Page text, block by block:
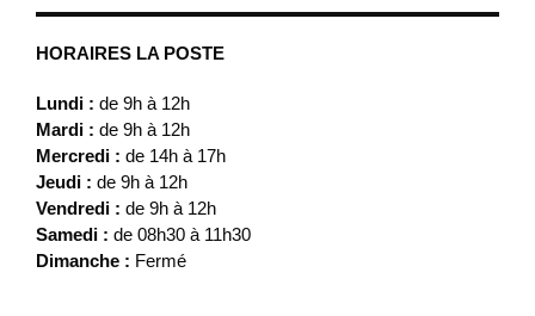
HORAIRES LA POSTE
Lundi : de 9h à 12h
Mardi : de 9h à 12h
Mercredi : de 14h à 17h
Jeudi : de 9h à 12h
Vendredi : de 9h à 12h
Samedi : de 08h30 à 11h30
Dimanche : Fermé